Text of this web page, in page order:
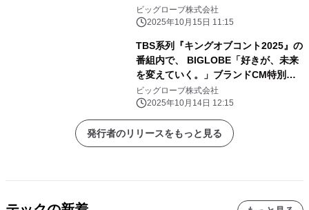
れる高速・高品質な インターネット環
境を法人向けに提供～
ビッグローブ株式会社
2025年10月15日 11:15
TBS系列『キングオブコント2025』の
番組内で、 BIGLOBE「好きが、未来
を変えていく。」ブランドCM特別篇
放映 ～バイきんぐが「好き」を貫くこ
との大切さを、 過去と現在の対比を交
えて表現～
ビッグローブ株式会社
2025年10月14日 12:15
発行者のリリースをもっと見る